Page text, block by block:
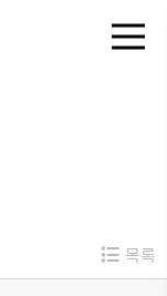
목록